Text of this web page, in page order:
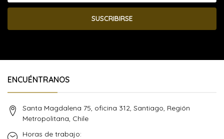
SUSCRIBIRSE
ENCUÉNTRANOS
Santa Magdalena 75, oficina 312, Santiago, Región
Metropolitana, Chile
Horas de trabajo: